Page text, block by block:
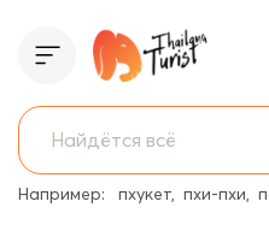
Например: пхукет пхи-пхи